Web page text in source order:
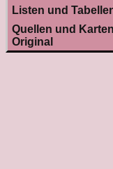
Listen und
Quellen und
Original